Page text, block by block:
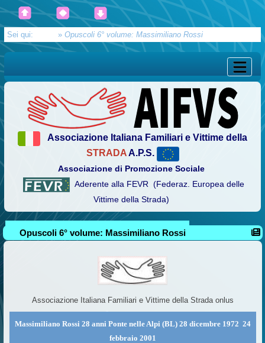
Sei qui: » Opuscoli 6° volume: Massimiliano Rossi
Associazione Italiana Familiari e Vittime della
STRADAA.P.S.
Associazione di Promozione Sociale
Aderente alla FEVR (Federaz. Europea delle
Vittime della Strada)
Opuscoli 6° volume: Massimiliano Rossi
Associazione Italiana Familiari e Vittime della Strada onlus
Massimiliano Rossi 28 anni Ponte nelle Alpi (BL) 28 dicembre 1972  24
febbraio 2001